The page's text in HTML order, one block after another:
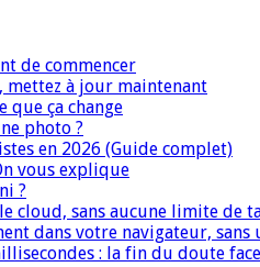
de commencer
mettez à jour maintenant
que ça change
photo ?
en 2026 (Guide complet)
vous explique
?
cloud, sans aucune limite de
dans votre navigateur,
: la fin du doute